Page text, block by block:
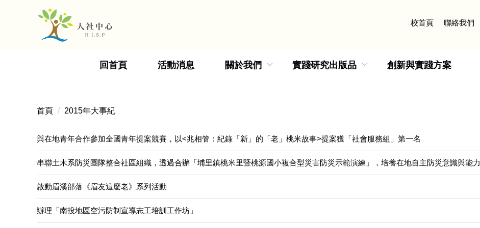
校首頁 聯絡我們
回首頁 活動消息 關於我們 實踐研究出版品 創新與實踐方案
首頁 2015年大事紀
與在地青年合作參加全國青年提案競賽，以<兆相管：紀錄「新」的「老」桃米故事>提案獲「社會服務組」第一名
串聯土木系防災團隊整合社區組織，透過合辦「埔里鎮桃米里暨桃源國小複合型災害防災示範演練」，培養在地自主防災意識與能力
啟動眉溪部落《眉友這麼老》系列活動
辦理「南投地區空污防制宣導志工培訓工作坊」